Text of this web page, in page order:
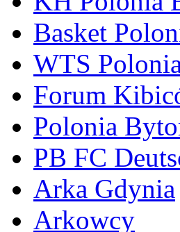
Basket
WTS
Forum
Polonia
PB FC
Arka Gdynia
Arkowcy